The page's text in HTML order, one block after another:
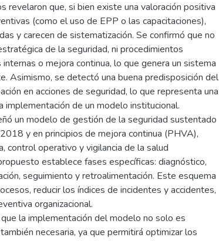
revelaron que, si bien existe una valoración positiva
(como el uso de EPP o las capacitaciones),
y carecen de sistematización. Se confirmó que no
de la seguridad, ni procedimientos
o mejora continua, lo que genera un sistema
Asimismo, se detectó una buena predisposición del
en acciones de seguridad, lo que representa una
implementación de un modelo institucional.
un modelo de gestión de la seguridad sustentado
y en principios de mejora continua (PHVA),
control operativo y vigilancia de la salud
establece fases específicas: diagnóstico,
seguimiento y retroalimentación. Este esquema
reducir los índices de incidentes y accidentes,
organizacional.
la implementación del modelo no solo es
necesaria, ya que permitirá optimizar los